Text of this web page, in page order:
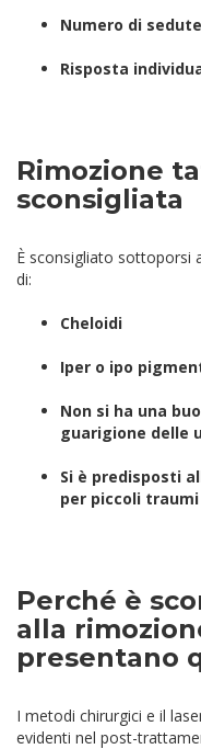
Numero di sedute
Risposta
Rimozione
sconsigliata
È sconsigliato sottoporsi
di:
Cheloidi
Iper o ipo
Non si ha una
guarigione delle
Si è predisposti
per piccoli traumi
Perché è
alla
presentano
I metodi chirurgici e il
evidenti nel post-